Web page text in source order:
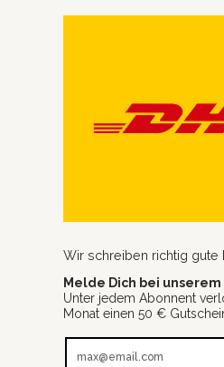
Wir schreiben richtig gute
Melde Dich bei
Unter jedem Abonnent
Monat einen 50 €